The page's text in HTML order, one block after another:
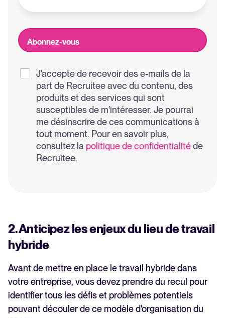
J'accepte de recevoir des e-mails de la
part de Recruitee avec du contenu, des
produits et des services qui sont
susceptibles de m'intéresser. Je pourrai
me désinscrire de ces communications à
tout moment. Pour en savoir plus,
consultez la politique de confidentialitéde
Recruitee.
2. Anticipez les enjeux du lieu de travail
hybride
Avant de mettre en place le travail hybride dans
votre entreprise, vous devez prendre du recul pour
identifier tous les défis et problèmes potentiels
pouvant découler de ce modèle d'organisation du